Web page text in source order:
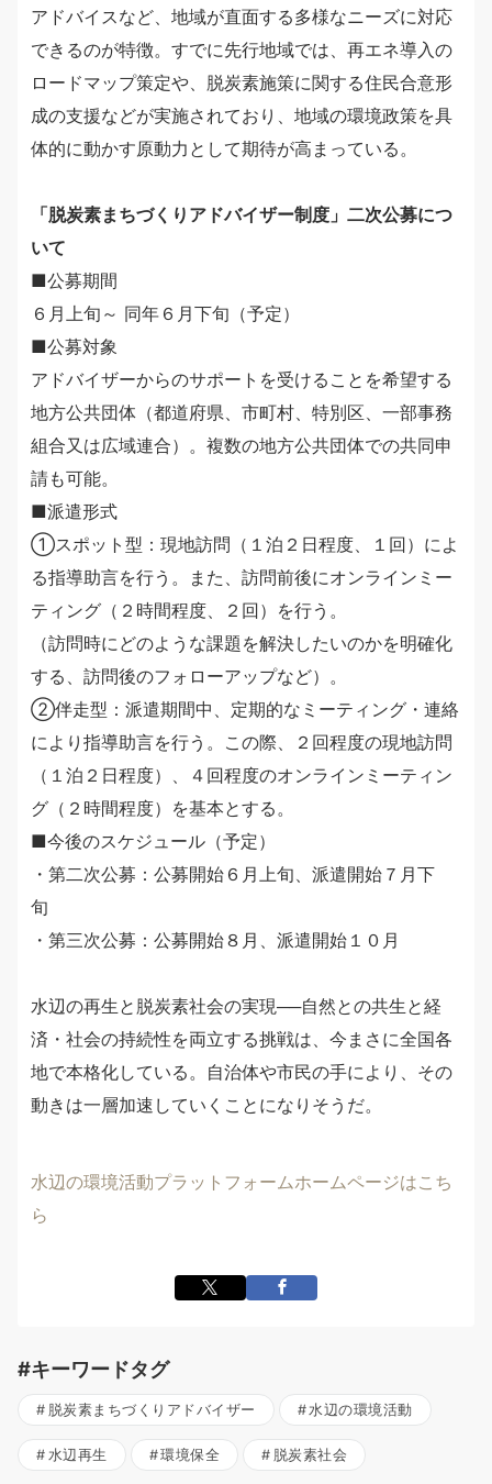
アドバイスなど、地域が直面する多様なニーズに対応
できるのが特徴。すでに先行地域では、再エネ導入の
ロードマップ策定や、脱炭素施策に関する住民合意形
成の支援などが実施されており、地域の環境政策を具
体的に動かす原動力として期待が高まっている。
「脱炭素まちづくりアドバイザー制度」二次公募につ
いて
■公募期間
６月上旬～ 同年６月下旬（予定）
■公募対象
アドバイザーからのサポートを受けることを希望する
地方公共団体（都道府県、市町村、特別区、一部事務
組合又は広域連合）。複数の地方公共団体での共同申
請も可能。
■派遣形式
①スポット型：現地訪問（１泊２日程度、１回）によ
る指導助言を行う。また、訪問前後にオンラインミー
ティング（２時間程度、２回）を行う。
（訪問時にどのような課題を解決したいのかを明確化
する、訪問後のフォローアップなど）。
②伴走型：派遣期間中、定期的なミーティング・連絡
により指導助言を行う。この際、２回程度の現地訪問
（１泊２日程度）、４回程度のオンラインミーティン
グ（２時間程度）を基本とする。
■今後のスケジュール（予定）
・第二次公募：公募開始６月上旬、派遣開始７月下
旬
・第三次公募：公募開始８月、派遣開始１０月
水辺の再生と脱炭素社会の実現──自然との共生と経
済・社会の持続性を両立する挑戦は、今まさに全国各
地で本格化している。自治体や市民の手により、その
動きは一層加速していくことになりそうだ。
水辺の環境活動プラットフォームホームページはこち
ら
#キーワードタグ
脱炭素まちづくりアドバイザー 水辺の環境活動
水辺再生 環境保全 脱炭素社会